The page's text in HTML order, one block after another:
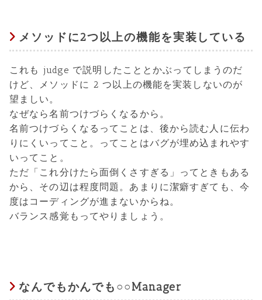
メソッドに2つ以上の機能を実装している
これも judge で説明したこととかぶってしまうのだ
けど、メソッドに 2 つ以上の機能を実装しないのが
望ましい。
なぜなら名前つけづらくなるから。
名前つけづらくなるってことは、後から読む人に伝わ
りにくいってこと。ってことはバグが埋め込まれやす
いってこと。
ただ「これ分けたら面倒くさすぎる」ってときもある
から、その辺は程度問題。あまりに潔癖すぎても、今
度はコーディングが進まないからね。
バランス感覚もってやりましょう。
なんでもかんでも○○Manager